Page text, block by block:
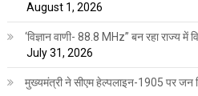
August 1, 2026
‘विज्ञान वाणी- 88.8 MHz” बन रहा राज्य में
July 31, 2026
मुख्यमंत्री ने सीएम हेल्पलाइन-1905 पर जन